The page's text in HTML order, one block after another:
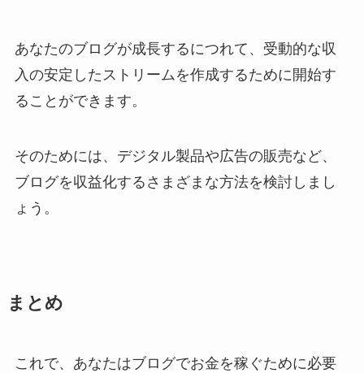
あなたのブログが成長するにつれて、受動的な収
入の安定したストリームを作成するために開始す
ることができます。
そのためには、デジタル製品や広告の販売など、
ブログを収益化するさまざまな方法を検討しまし
ょう。
まとめ
これで、あなたはブログでお金を稼ぐために必要